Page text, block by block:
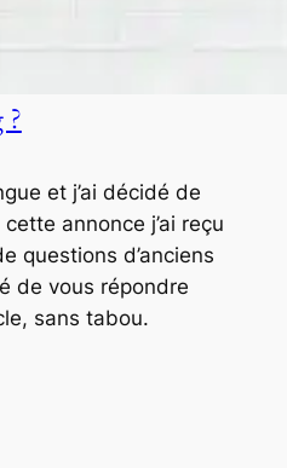
et j’ai décidé de
annonce j’ai reçu
questions d’anciens
de vous répondre
sans tabou.